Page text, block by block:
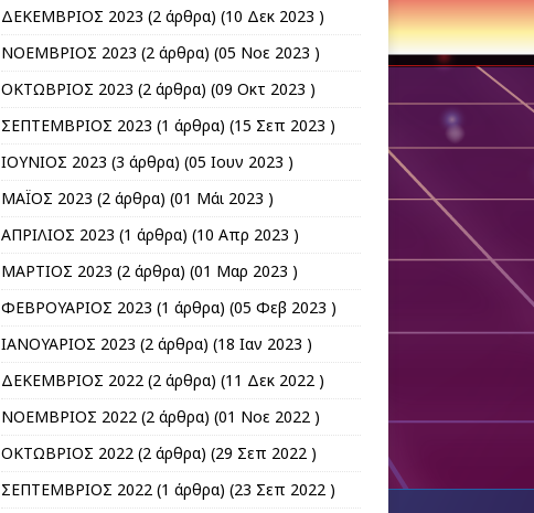
ΔΕΚΕΜΒΡΙΟΣ 2023 (2 άρθρα) (10 Δεκ 2023 )
ΝΟΕΜΒΡΙΟΣ 2023 (2 άρθρα) (05 Νοε 2023 )
ΟΚΤΩΒΡΙΟΣ 2023 (2 άρθρα) (09 Οκτ 2023 )
ΣΕΠΤΕΜΒΡΙΟΣ 2023 (1 άρθρα) (15 Σεπ 2023 )
ΙΟΥΝΙΟΣ 2023 (3 άρθρα) (05 Ιουν 2023 )
ΜΑΪΟΣ 2023 (2 άρθρα) (01 Μάι 2023 )
ΑΠΡΙΛΙΟΣ 2023 (1 άρθρα) (10 Απρ 2023 )
ΜΑΡΤΙΟΣ 2023 (2 άρθρα) (01 Μαρ 2023 )
ΦΕΒΡΟΥΑΡΙΟΣ 2023 (1 άρθρα) (05 Φεβ 2023 )
ΙΑΝΟΥΑΡΙΟΣ 2023 (2 άρθρα) (18 Ιαν 2023 )
ΔΕΚΕΜΒΡΙΟΣ 2022 (2 άρθρα) (11 Δεκ 2022 )
ΝΟΕΜΒΡΙΟΣ 2022 (2 άρθρα) (01 Νοε 2022 )
ΟΚΤΩΒΡΙΟΣ 2022 (2 άρθρα) (29 Σεπ 2022 )
ΣΕΠΤΕΜΒΡΙΟΣ 2022 (1 άρθρα) (23 Σεπ 2022 )